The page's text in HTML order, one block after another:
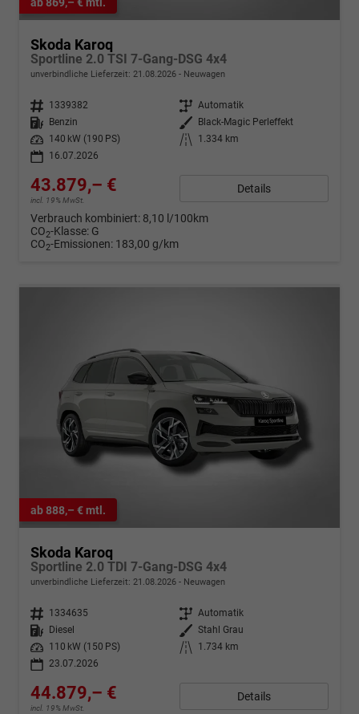
Skoda Karoq
Sportline 2.0 TSI 7-Gang-DSG 4x4
unverbindliche Lieferzeit: 21.08.2026 Neuwagen
Fahrzeugnr. 1339382 Getriebe Automatik
Kraftstoff
Benzin Außenfarbe
Black-Magic Perleffekt
Leistung
140 kW (190 PS) Kilometerstand
1.334 km
16.07.2026
43.879,– €
incl. 19% MwSt.
Details
Verbrauch kombiniert: 8,10 l/100km
CO2-Klasse: G
CO2-Emissionen: 183,00 g/km
ab 888,– € mtl.
Skoda Karoq
Sportline 2.0 TDI 7-Gang-DSG 4x4
unverbindliche Lieferzeit: 21.08.2026 Neuwagen
Fahrzeugnr. 1334635 Getriebe Automatik
Kraftstoff
Diesel Außenfarbe Stahl Grau
Leistung
110 kW (150 PS) Kilometerstand
1.734 km
23.07.2026
44.879,– €
incl. 19% MwSt.
Details